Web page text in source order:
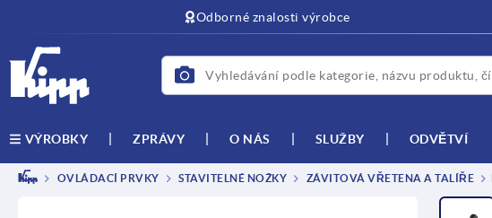
Odborné znalosti výrobce
VÝROBKY ZPRÁVY O NÁS SLUŽBY ODVĚTVÍ
OVLÁDACÍ PRVKY STAVITELNÉ NOŽKY ZÁVITOVÁ VŘETENA A TALÍŘE